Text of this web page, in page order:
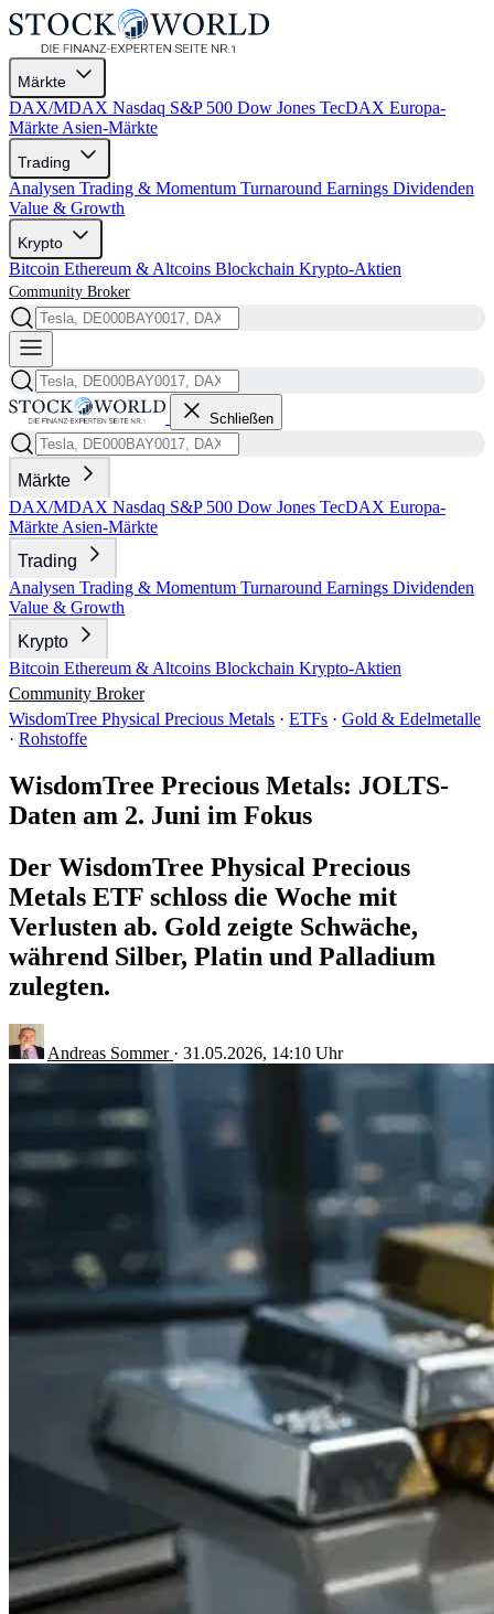
Märkte
DAX/MDAX Nasdaq S&P 500 Dow Jones TecDAX Europa-
Märkte Asien-Märkte
Trading
Analysen Trading & Momentum Turnaround Earnings Dividenden
Value & Growth
Krypto
Bitcoin Ethereum & Altcoins Blockchain Krypto-Aktien
Community Broker
Schließen
Märkte
DAX/MDAX Nasdaq S&P 500 Dow Jones TecDAX Europa-
Märkte Asien-Märkte
Trading
Analysen Trading & Momentum Turnaround Earnings Dividenden
Value & Growth
Krypto
Bitcoin Ethereum & Altcoins Blockchain Krypto-Aktien
Community Broker
WisdomTree Physical Precious Metals · ETFs · Gold & Edelmetalle
· Rohstoffe
WisdomTree Precious Metals: JOLTS-
Daten am 2. Juni im Fokus
Der WisdomTree Physical Precious
Metals ETF schloss die Woche mit
Verlusten ab. Gold zeigte Schwäche,
während Silber, Platin und Palladium
zulegten.
Andreas Sommer · 31.05.2026, 14:10 Uhr